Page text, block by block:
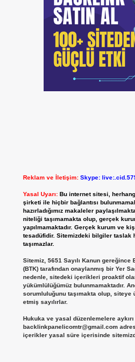
Reklam ve İletişim: Skype:
Yasal Uyarı: Bu internet sitesi,
şirketi ile hiçbir bağlantısı
hazırladığımız makaleler
niteliği taşımamakta olup, gerçek
yapılmamaktadır. Gerçek kurum ve
tesadüfidir. Sitemizdeki bilgiler taslak
taşımazlar.
Sitemiz, 5651 Sayılı Kanun
(BTK) tarafından onaylanmış bir Yer
nedenle, sitedeki içerikleri proaktif
yükümlülüğümüz bulunmamaktadır.
sorumluluğunu taşımakta olup, siteye
etmiş sayılırlar.
Hukuka ve yasal düzenlemelere
backlinkpanelicomtr@gmail.com
içerikler yasal süre içerisinde